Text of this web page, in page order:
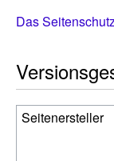
Das
Seitenersteller